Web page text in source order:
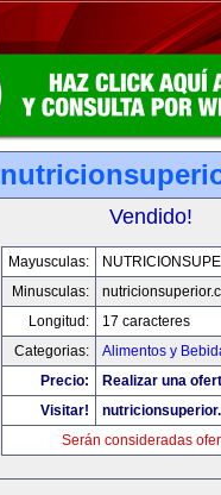
Vendido!
Mayusculas:
Minusculas:
Longitud:
17 caracteres
Categorias:
Alimentos y
Precio:
Realizar una
Visitar!
Serán consideradas